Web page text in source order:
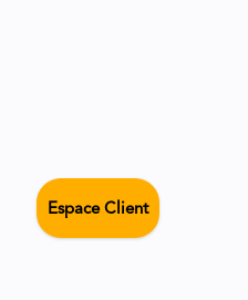
Espace Client